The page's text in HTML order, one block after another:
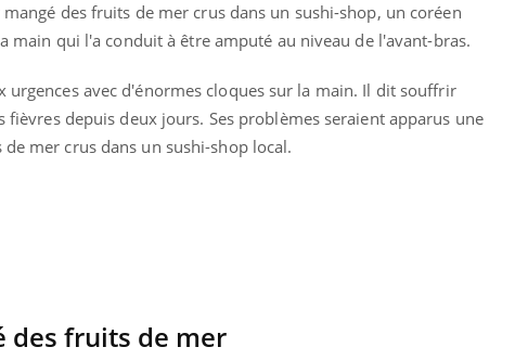
des fruits de mer crus dans un sushi-shop, un coréen
main qui l'a conduit à être amputé au niveau de l'avant-bras.
avec d'énormes cloques sur la main. Il dit souffrir
fièvres depuis deux jours. Ses problèmes seraient apparus une
mer crus dans un sushi-shop local.
des fruits de mer
Comment éviter une otite
pendant les vacances ?
Hantavirus : un cas
détecté chez un touriste
en France
Grossesse à risque : ce jus
naturel attire l'attention
des chercheurs
Comment oublier les
écrans en vacances ?